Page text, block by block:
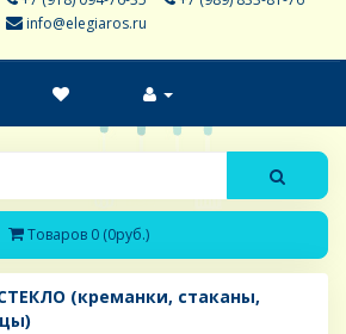
info@elegiaros.ru
Товаров 0 (0руб.)
(креманки, стаканы,